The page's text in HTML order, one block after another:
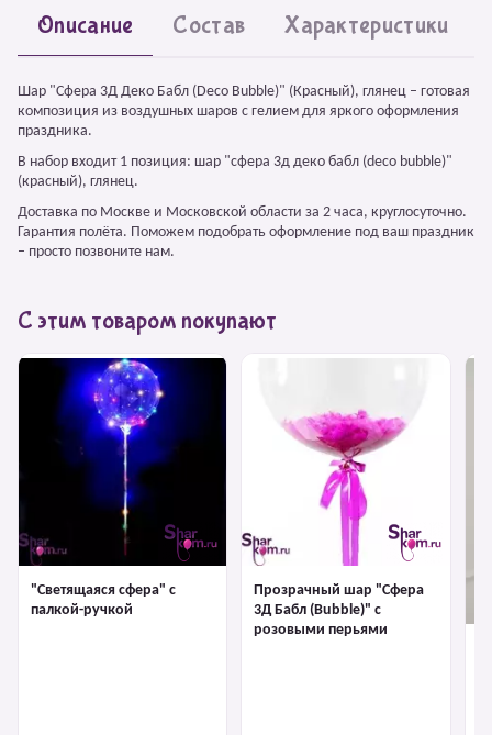
Описание Состав Характеристики
Шар "Сфера 3Д Деко Бабл (Deco Bubble)" (Красный), глянец – готовая
композиция из воздушных шаров с гелием для яркого оформления
праздника.
В набор входит 1 позиция: шар "сфера 3д деко бабл (deco bubble)"
(красный), глянец.
Доставка по Москве и Московской области за 2 часа, круглосуточно.
Гарантия полёта. Поможем подобрать оформление под ваш праздник
– просто позвоните нам.
С этим товаром покупают
"Светящаяся сфера" с
палкой-ручкой
Прозрачный шар "Сфера
3Д Бабл (Bubble)" с
розовыми перьями